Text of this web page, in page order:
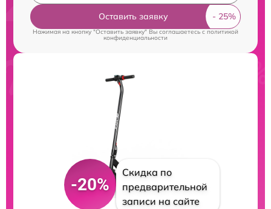
Оставить заявку
Нажимая на кнопку "Оставить заявку" Вы соглашаетесь cполитикой
конфиденциальности
-20%
Скидка по
предварительной
записи на сайте